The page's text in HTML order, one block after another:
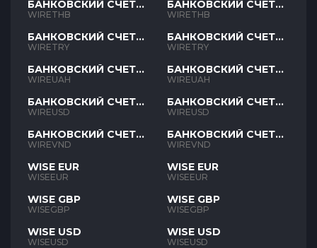
БАНКОВСКИЙ СЧЕТ
THB
WIRETHB
БАНКОВСКИЙ СЧЕТ
TRY
WIRETRY
БАНКОВСКИЙ СЧЕТ
UAH
WIREUAH
БАНКОВСКИЙ СЧЕТ
USD
WIREUSD
БАНКОВСКИЙ СЧЕТ
VND
WIREVND
WISE EUR
WISEEUR
WISE GBP
WISEGBP
WISE USD
WISEUSD
БАНКОВСКИЙ СЧЕТ
THB
WIRETHB
БАНКОВСКИЙ СЧЕТ
TRY
WIRETRY
БАНКОВСКИЙ СЧЕТ
UAH
WIREUAH
БАНКОВСКИЙ СЧЕТ
USD
WIREUSD
БАНКОВСКИЙ СЧЕТ
VND
WIREVND
WISE EUR
WISEEUR
WISE GBP
WISEGBP
WISE USD
WISEUSD